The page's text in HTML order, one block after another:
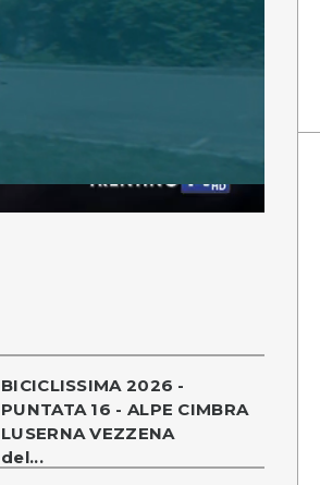
BICICLISSIMA 2026 -
PUNTATA 16 - ALPE CIMBRA
LUSERNA VEZZENA
del...